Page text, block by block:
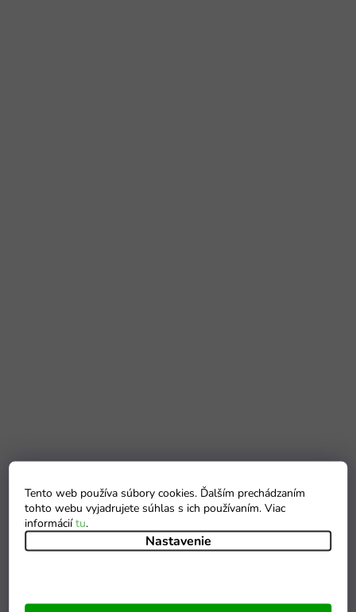
Tento web používa súbory cookies. Ďalším prechádzaním
tohto webu vyjadrujete súhlas s ich používaním. Viac
informáciítu.
Nastavenie